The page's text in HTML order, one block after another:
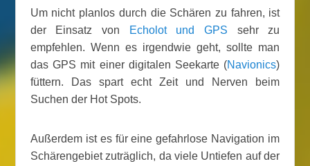
Um nicht planlos durch die Schären zu fahren, ist
der Einsatz von
Echolot und GPS sehr zu
empfehlen. Wenn es irgendwie geht, sollte man
das GPS mit einer digitalen Seekarte (Navionics)
füttern. Das spart echt Zeit und Nerven beim
Suchen der Hot Spots.
Außerdem ist es für eine gefahrlose Navigation im
Schärengebiet zuträglich, da viele Untiefen auf der